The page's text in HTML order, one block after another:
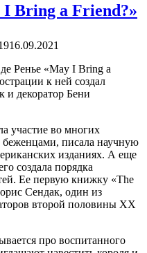
Bring a Friend?»
16.09.2021
Ренье «May I Bring a
к ней создал
и декоратор Бени
участие во многих
беженцами, писала научную
изданиях. А еще
создала порядка
Ее первую книжку «The
Сендак, один из
второй половины XX
про воспитанного